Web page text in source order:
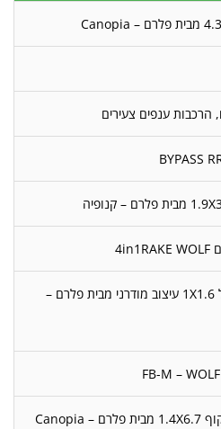
הרכבות ענפים צעירים
גגון Sophia אפור-לבן אופל 1X1.6 עיצוב מודרני מבית פלרם –